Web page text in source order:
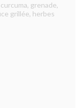
grenade,
grillée, herbes